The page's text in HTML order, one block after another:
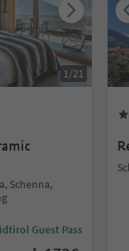
1/21
Schenna,
Guest Pass